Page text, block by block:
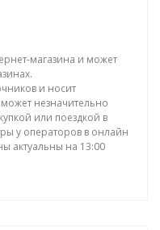
магазина и может
и носит
незначительно
или поездкой в
у операторов в онлайн
актуальны на 13:00